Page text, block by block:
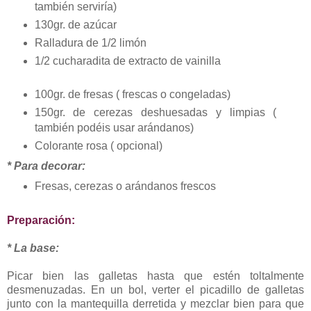
también serviría)
130gr. de azúcar
Ralladura de 1/2 limón
1/2 cucharadita de extracto de vainilla
100gr. de fresas ( frescas o congeladas)
150gr. de cerezas deshuesadas y limpias (
también podéis usar arándanos)
Colorante rosa ( opcional)
* Para decorar:
Fresas, cerezas o arándanos frescos
Preparación:
* La base:
Picar bien las galletas hasta que estén toltalmente
desmenuzadas. En un bol, verter el picadillo de galletas
junto con la mantequilla derretida y mezclar bien para que